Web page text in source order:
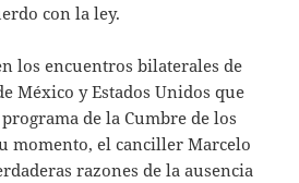
con la ley.
los encuentros bilaterales de
México y Estados Unidos que
de la Cumbre de los
momento, el canciller Marcelo
razones de la ausencia